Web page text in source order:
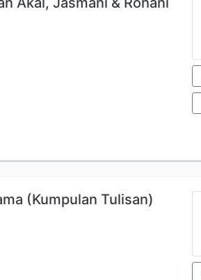
(Kumpulan Tulisan)